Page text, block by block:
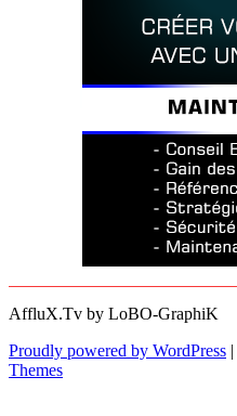
AffluX.Tv by LoBO-GraphiK
Proudly powered by WordPress |
Themes